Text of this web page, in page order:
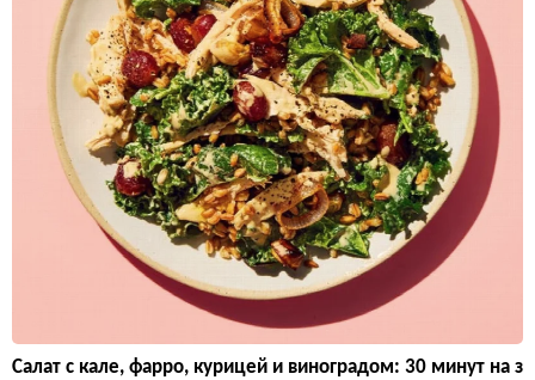
Салат с кале, фарро, курицей и виноградом: 30 минут на з